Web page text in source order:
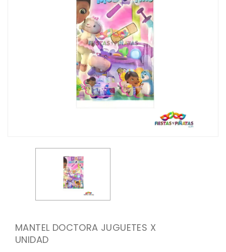
MANTEL DOCTORA JUGUETES X
UNIDAD